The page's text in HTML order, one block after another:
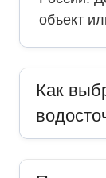
объект
Как